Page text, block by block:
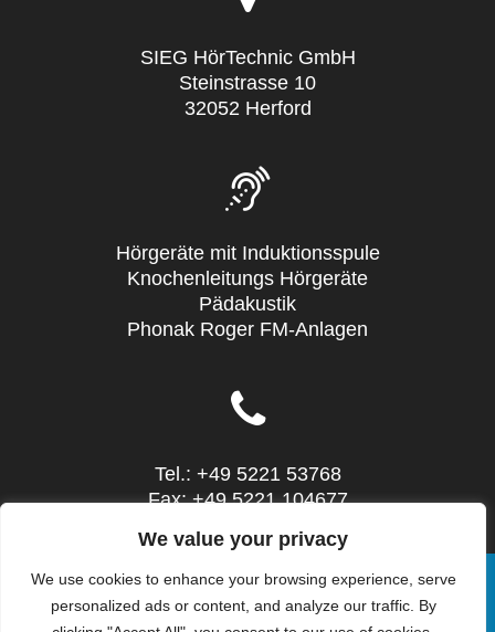
We value your privacy
We use cookies to enhance your browsing experience, serve
personalized ads or content, and analyze our traffic. By
SIEG HörTechnic GmbH
Steinstrasse 10
32052 Herford
Hörgeräte mit Induktionsspule
Knochenleitungs Hörgeräte
Pädakustik
Phonak Roger FM-Anlagen
Tel.: +49 5221 53768
Fax: +49 5221 104677